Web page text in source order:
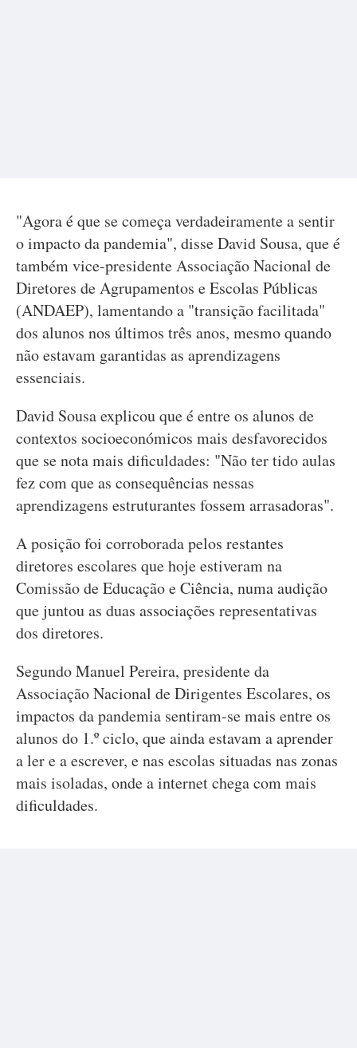
"Agora é que se começa verdadeiramente a sentir
o impacto da pandemia", disse David Sousa, que é
também vice-presidente Associação Nacional de
Diretores de Agrupamentos e Escolas Públicas
(ANDAEP), lamentando a "transição facilitada"
dos alunos nos últimos três anos, mesmo quando
não estavam garantidas as aprendizagens
essenciais.
David Sousa explicou que é entre os alunos de
contextos socioeconómicos mais desfavorecidos
que se nota mais dificuldades: "Não ter tido aulas
fez com que as consequências nessas
aprendizagens estruturantes fossem arrasadoras".
A posição foi corroborada pelos restantes
diretores escolares que hoje estiveram na
Comissão de Educação e Ciência, numa audição
que juntou as duas associações representativas
dos diretores.
Segundo Manuel Pereira, presidente da
Associação Nacional de Dirigentes Escolares, os
impactos da pandemia sentiram-se mais entre os
alunos do 1.º ciclo, que ainda estavam a aprender
a ler e a escrever, e nas escolas situadas nas zonas
mais isoladas, onde a internet chega com mais
dificuldades.